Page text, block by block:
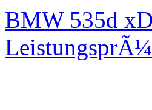
BMW 535d